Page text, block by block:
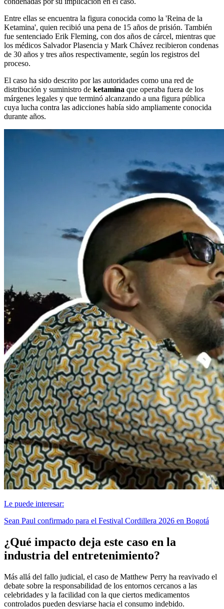
Entre ellas se encuentra la figura conocida como la 'Reina de la
Ketamina', quien recibió una pena de 15 años de prisión. También
fue sentenciado Erik Fleming, con dos años de cárcel, mientras que
los médicos Salvador Plasencia y Mark Chávez recibieron condenas
de 30 años y tres años respectivamente, según los registros del
proceso.
El caso ha sido descrito por las autoridades como una red de
distribución y suministro de ketamina que operaba fuera de los
márgenes legales y que terminó alcanzando a una figura pública
cuya lucha contra las adicciones había sido ampliamente conocida
durante años.
Le puede interesar:
Sean Paul confirmado para el Festival Cordillera 2026 en Bogotá
¿Qué impacto deja este caso en la
industria del entretenimiento?
Más allá del fallo judicial, el caso de Matthew Perry ha reavivado el
debate sobre la responsabilidad de los entornos cercanos a las
celebridades y la facilidad con la que ciertos medicamentos
controlados pueden desviarse hacia el consumo indebido.